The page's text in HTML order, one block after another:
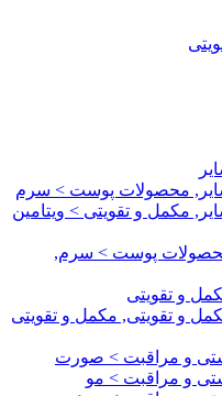
محصولات پوست > سرم
مکمل و تقویتی > ویتامین
پوست > سرم,
و تقویتی
و تقویتی, مکمل و تقویتی
و مراقبت > صورت
و مراقبت > مو